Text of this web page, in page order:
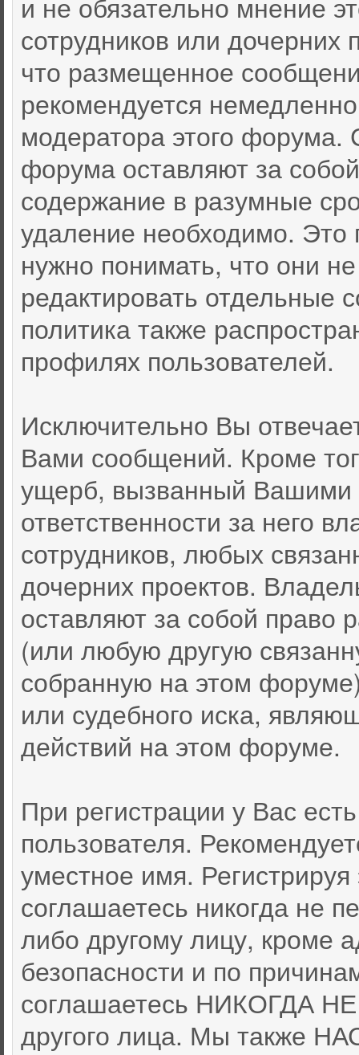
сотрудников или дочерних
что размещенное
рекомендуется
модератора этого форума.
форума оставляют за
содержание в разумные
удаление необходимо. Это
нужно понимать, что они
редактировать отдельные
политика также
профилях пользователей.
Исключительно Вы
Вами сообщений. Кроме
ущерб, вызванный Вашими
ответственности за него
сотрудников, любых
дочерних проектов.
оставляют за собой
(или любую другую
собранную на этом
или судебного иска,
действий на этом форуме.
При регистрации у Вас
пользователя.
уместное имя.
соглашаетесь никогда не
либо другому лицу, кроме
безопасности и по
соглашаетесь НИКОГДА НЕ
другого лица. Мы также